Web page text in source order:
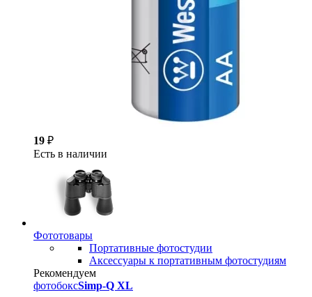
19 ₽
Есть в наличии
Фототовары
Портативные фотостудии
Аксессуары к портативным фотостудиям
Рекомендуем
фотобоксSimp-Q XL